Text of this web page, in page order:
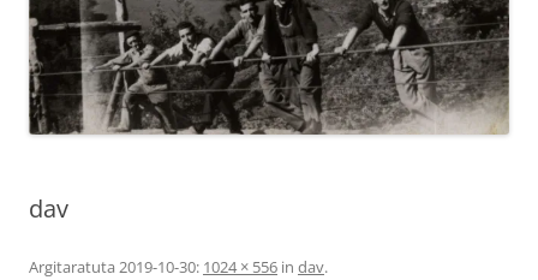
dav
Argitaratuta 2019-10-30: 1024 × 556 in dav.